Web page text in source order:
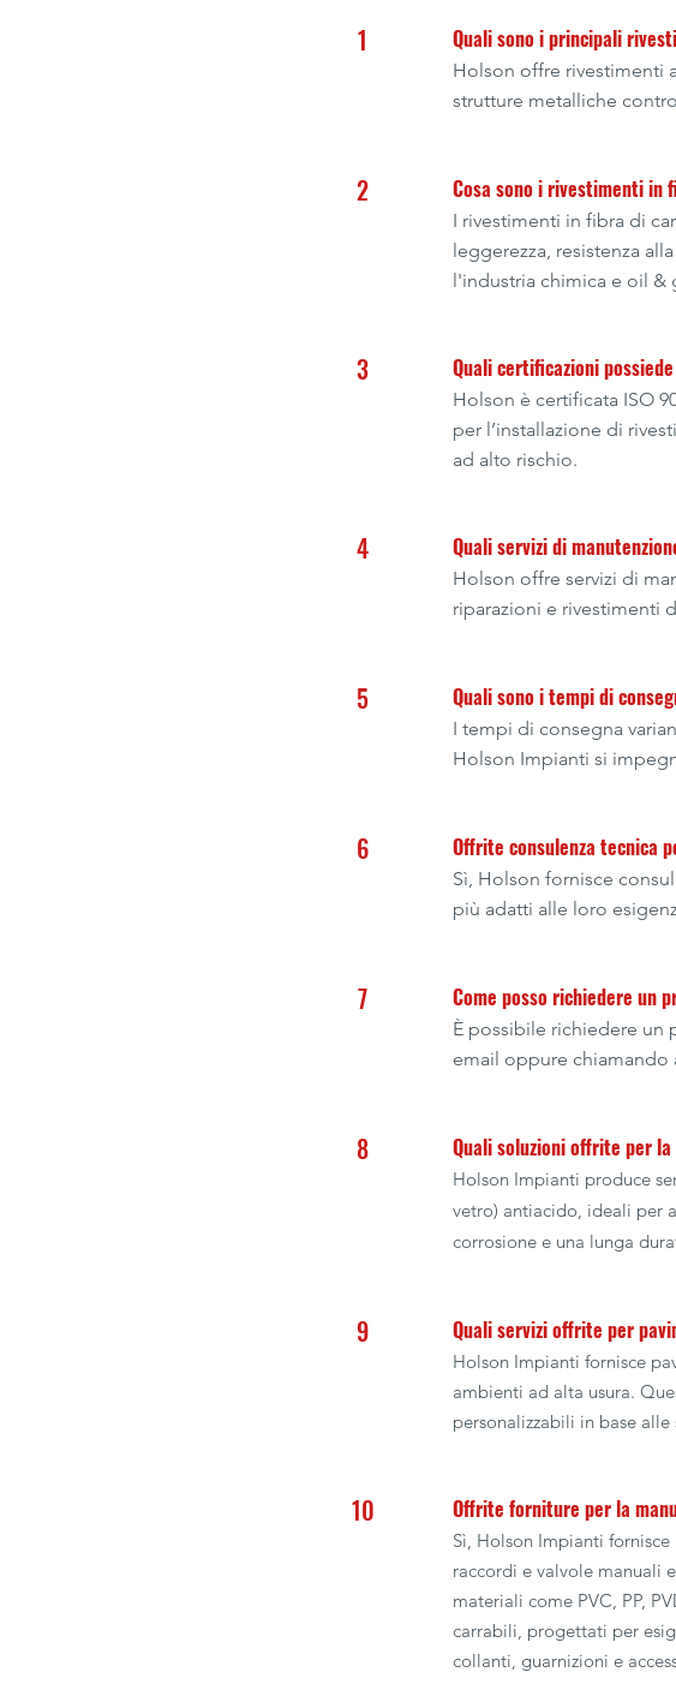
1 Quali sono i principali
Holson offre rivestimenti
strutture metalliche
2 Cosa sono i rivestimenti in
I rivestimenti in fibra di
leggerezza, resistenza
l'industria chimica e oil &
3 Quali certificazioni
Holson è certificata ISO
per l’installazione di
ad alto rischio.
4 Quali servizi di
Holson offre servizi di
riparazioni e rivestimenti
5 Quali sono i tempi di
I tempi di consegna
Holson Impianti si
6 Offrite consulenza tecnica
Sì, Holson fornisce
più adatti alle loro
7 Come posso richiedere un
È possibile richiedere un
email oppure chiamando
8 Quali soluzioni offrite per la
Holson Impianti produce
vetro) antiacido, ideali per
corrosione e una lunga
9 Quali servizi offrite per
Holson Impianti fornisce
ambienti ad alta usura.
personalizzabili in base
10 Offrite forniture per la
Sì, Holson Impianti
raccordi e valvole manuali
materiali come PVC, PP,
carrabili, progettati per
collanti, guarnizioni e